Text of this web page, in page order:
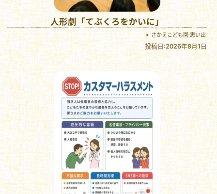
人形劇「てぶくろをかいに」
さかえこども園 思い出
投稿日:2026年8月1日